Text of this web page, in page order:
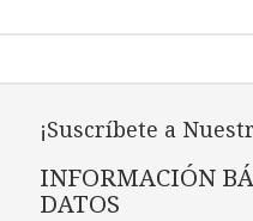
¡Suscríbete a
INFORMACIÓN
DATOS